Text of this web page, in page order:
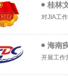
桂林
对JIA工
海南
开展工作